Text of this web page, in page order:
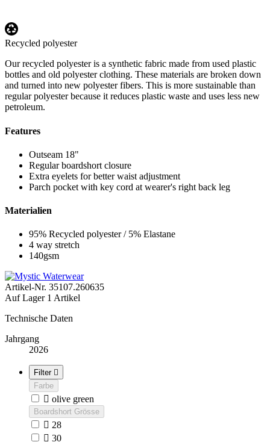
Recycled polyester
Our recycled polyester is a synthetic fabric made from used plastic
bottles and old polyester clothing. These materials are broken down
and turned into new polyester fibers. This is more sustainable than
regular polyester because it reduces plastic waste and uses less new
petroleum.
Features
Outseam 18"
Regular boardshort closure
Extra eyelets for better waist adjustment
Parch pocket with key cord at wearer's right back leg
Materialien
95% Recycled polyester / 5% Elastane
4 way stretch
140gsm
Artikel-Nr. 35107.260635
Auf Lager 1 Artikel
Technische Daten
Jahrgang
2026
Filter 
Farbe
 olive green
Boardshort Grösse
 28
 30